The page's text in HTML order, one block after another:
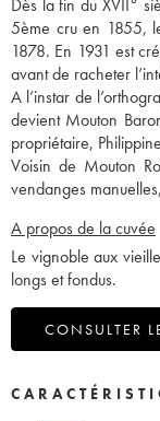
Dès la fin du XVII°
5ème cru en 1855,
1878. En 1931 est
avant de racheter
A l’instar de
devient Mouton
propriétaire,
Voisin de Mouton
vendanges
A propos de la cuvée
Le vignoble aux
longs et fondus.
CONSULTER